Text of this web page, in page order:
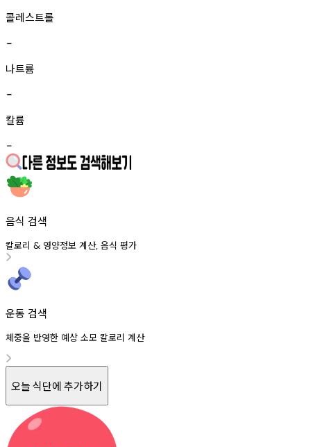
콜레스트롤
-
나트륨
-
칼륨
-
음식 검색
칼로리 & 영양정보 계산, 음식 평가
운동 검색
체중을 반영한 예상 소모 칼로리 계산
오늘 식단에 추가하기